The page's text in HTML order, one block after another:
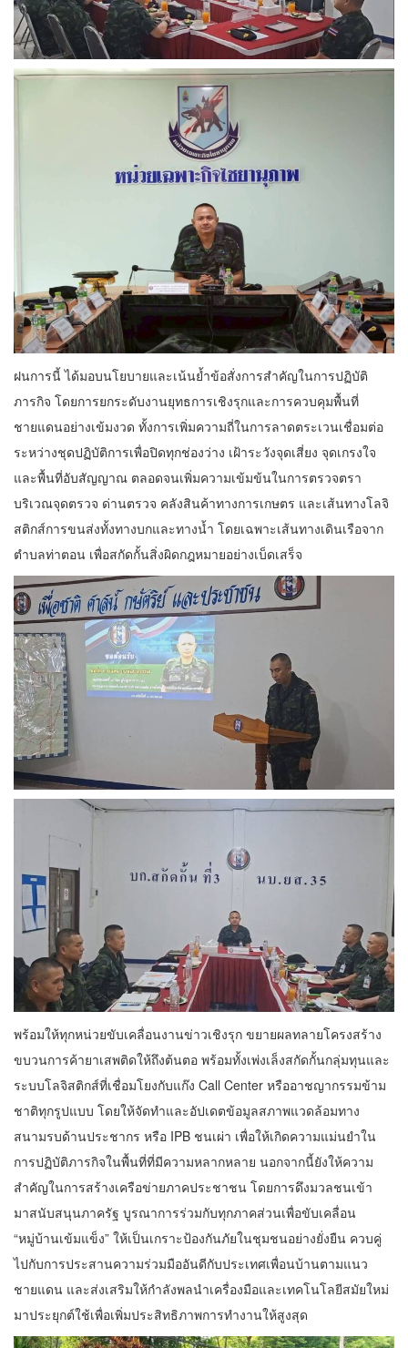
ฝนการนี้ ได้มอบนโยบายและเน้นย้ำข้อสั่งการสำคัญในการปฏิบัติ
ภารกิจ โดยการยกระดับงานยุทธการเชิงรุกและการควบคุมพื้นที่
ชายแดนอย่างเข้มงวด ทั้งการเพิ่มความถี่ในการลาดตระเวนเชื่อมต่อ
ระหว่างชุดปฏิบัติการเพื่อปิดทุกช่องว่าง เฝ้าระวังจุดเสี่ยง จุดเกรงใจ
และพื้นที่อับสัญญาณ ตลอดจนเพิ่มความเข้มข้นในการตรวจตรา
บริเวณจุดตรวจ ด่านตรวจ คลังสินค้าทางการเกษตร และเส้นทางโลจิ
สติกส์การขนส่งทั้งทางบกและทางน้ำ โดยเฉพาะเส้นทางเดินเรือจาก
ตำบลท่าตอน เพื่อสกัดกั้นสิ่งผิดกฎหมายอย่างเบ็ดเสร็จ
พร้อมให้ทุกหน่วยขับเคลื่อนงานข่าวเชิงรุก ขยายผลทลายโครงสร้าง
ขบวนการค้ายาเสพติดให้ถึงต้นตอ พร้อมทั้งเพ่งเล็งสกัดกั้นกลุ่มทุนและ
ระบบโลจิสติกส์ที่เชื่อมโยงกับแก๊ง Call Center หรืออาชญากรรมข้าม
ชาติทุกรูปแบบ โดยให้จัดทำและอัปเดตข้อมูลสภาพแวดล้อมทาง
สนามรบด้านประชากร หรือ IPB ชนเผ่า เพื่อให้เกิดความแม่นยำใน
การปฏิบัติภารกิจในพื้นที่ที่มีความหลากหลาย นอกจากนี้ยังให้ความ
สำคัญในการสร้างเครือข่ายภาคประชาชน โดยการดึงมวลชนเข้า
มาสนับสนุนภาครัฐ บูรณาการร่วมกับทุกภาคส่วนเพื่อขับเคลื่อน
“หมู่บ้านเข้มแข็ง” ให้เป็นเกราะป้องกันภัยในชุมชนอย่างยั่งยืน ควบคู่
ไปกับการประสานความร่วมมืออันดีกับประเทศเพื่อนบ้านตามแนว
ชายแดน และส่งเสริมให้กำลังพลนำเครื่องมือและเทคโนโลยีสมัยใหม่
มาประยุกต์ใช้เพื่อเพิ่มประสิทธิภาพการทำงานให้สูงสุด